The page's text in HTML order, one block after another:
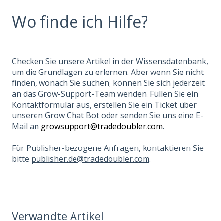
Wo finde ich Hilfe?
Checken Sie unsere Artikel in der Wissensdatenbank,
um die Grundlagen zu erlernen. Aber wenn Sie nicht
finden, wonach Sie suchen, können Sie sich jederzeit
an das Grow-Support-Team wenden. Füllen Sie ein
Kontaktformular aus, erstellen Sie ein Ticket über
unseren Grow Chat Bot oder senden Sie uns eine E-
Mail an growsupport@tradedoubler.com.
Für Publisher-bezogene Anfragen, kontaktieren Sie
bitte publisher.de@tradedoubler.com.
Verwandte Artikel